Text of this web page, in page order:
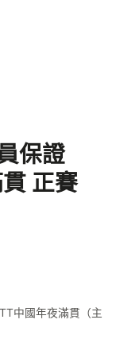
保證
正賽
中國年夜滿貫（主